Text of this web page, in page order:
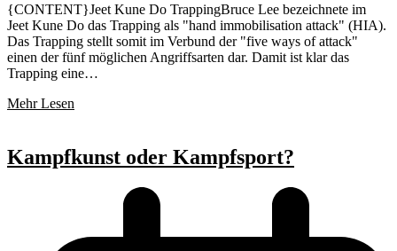
{CONTENT}Jeet Kune Do TrappingBruce Lee bezeichnete im
Jeet Kune Do das Trapping als "hand immobilisation attack" (HIA).
Das Trapping stellt somit im Verbund der "five ways of attack"
einen der fünf möglichen Angriffsarten dar. Damit ist klar das
Trapping eine…
Mehr Lesen
Kampfkunst oder Kampfsport?